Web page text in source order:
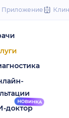
to
Приложение
доктор